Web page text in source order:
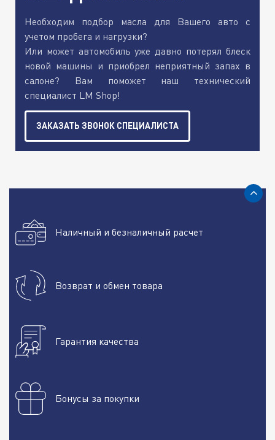
Необходим подбор масла для Вашего авто с
учетом пробега и нагрузки?
Или может автомобиль уже давно потерял блеск
новой машины и приобрел неприятный запах в
салоне? Вам поможет наш технический
специалист LM Shop!
ЗАКАЗАТЬ ЗВОНОК СПЕЦИАЛИСТА
Наличный и безналичный расчет
Возврат и обмен товара
Гарантия качества
Бонусы за покупки